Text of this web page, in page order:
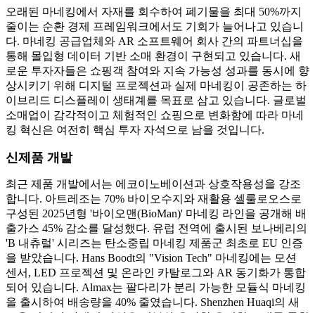
오래된 마네킹에서 자재를 회수하여 폐기물을 최대 50%까지
줄이는 순환 경제 프레임워크에서도 기회가 늘어나고 있습니
다. 마네킹 공급업체와 AR 소프트웨어 회사 간의 파트너십을
통해 몰입형 데이터 기반 소매 환경이 구현되고 있습니다. 새
로운 투자자들은 쇼핑객 참여와 지속 가능성 성과를 동시에 향
상시키기 위해 디지털 프로젝션과 실제 마네킹이 공존하는 하
이브리드 디스플레이 생태계를 목표로 삼고 있습니다. 글로벌
소매업이 감각적이고 체험적인 쇼핑으로 변화함에 따라 마네
킹 혁신은 여전히 ​​핵심 투자 자석으로 남을 것입니다.
신제품 개발
최근 제품 개발에서는 에코이노베이션과 상호작용성을 강조
합니다. 아트레조는 70% 바이오수지와 재활용 셀룰로오스로
구성된 2025년형 '바이오맨(BioMan)' 마네킹 라인을 공개해 배
출가스 45% 감소를 달성했다. 유럽 ​​전역에 출시된 보나베리의
'B 내츄럴' 시리즈는 탄소중립 마네킹 제품군 최초로 EU 인증
을 받았습니다. Hans Boodt의 "Vision Tech" 마네킹에는 모션
센서, LED 프로젝션 및 온라인 카탈로그와 AR 동기화가 통합
되어 있습니다. Almax는 팔다리가 분리 가능한 모듈식 마네킹
을 출시하여 배송량을 40% 줄였습니다. Shenzhen Huaqi의 새